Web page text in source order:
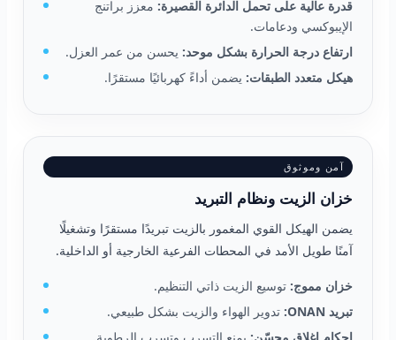
قدرة عالية على تحمل الدائرة القصيرة: معزز براتنج
الإيبوكسي ودعامات.
ارتفاع درجة الحرارة بشكل موحد: يحسن من عمر العزل.
هيكل متعدد الطبقات: يضمن أداءً كهربائيًا مستقرًا.
آمن وموثوق
خزان الزيت ونظام التبريد
يضمن الهيكل القوي المغمور بالزيت تبريدًا مستقرًا وتشغيلًا
آمنًا طويل الأمد في المحطات الفرعية الخارجية أو الداخلية.
خزان مموج: توسيع الزيت ذاتي التنظيم.
تبريد ONAN:
تدوير الهواء والزيت بشكل طبيعي.